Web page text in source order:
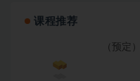
课程推荐
（预定